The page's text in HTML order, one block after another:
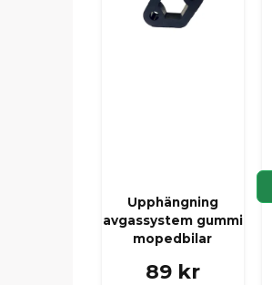
Upphängning
avgassystem gummi
mopedbilar
89 kr